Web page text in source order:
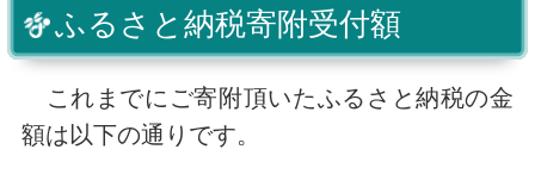
ふるさと納税寄附受付額
これまでにご寄附頂いたふるさと納税の金
額は以下の通りです。